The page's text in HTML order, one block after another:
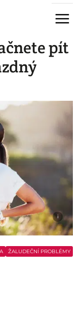
Menu
pít
i
ŽALUDEČNÍ PROBLÉMY